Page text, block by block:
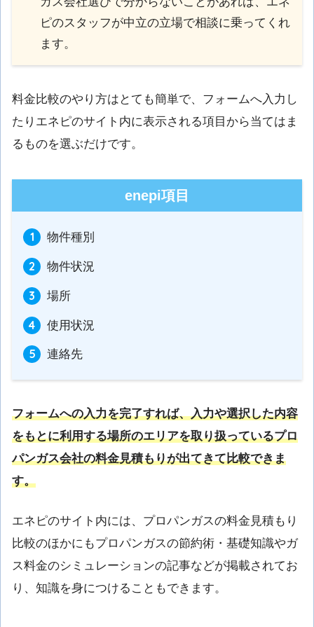
ピのスタッフが中立の立場で相談に乗ってくれ
ます。
料金比較のやり方はとても簡単で、フォームへ入力し
たりエネピのサイト内に表示される項目から当てはま
るものを選ぶだけです。
enepi項目
物件種別
物件状況
場所
使用状況
連絡先
フォームへの入力を完了すれば、入力や選択した内容
をもとに利用する場所のエリアを取り扱っているプロ
パンガス会社の料金見積もりが出てきて比較できま
す。
エネピのサイト内には、プロパンガスの料金見積もり
比較のほかにもプロパンガスの節約術・基礎知識やガ
ス料金のシミュレーションの記事などが掲載されてお
り、知識を身につけることもできます。